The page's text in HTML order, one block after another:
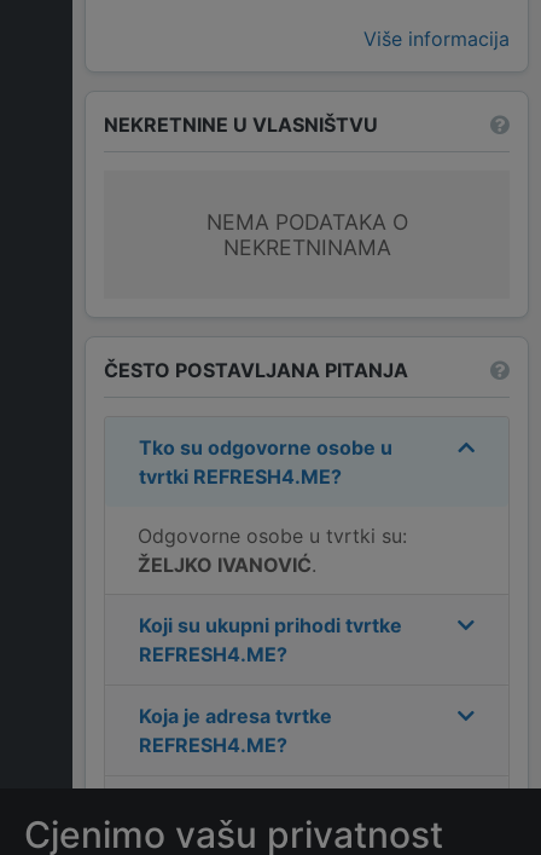
Više informacija
NEKRETNINE U VLASNIŠTVU
NEMA PODATAKA O
NEKRETNINAMA
ČESTO POSTAVLJANA PITANJA
Tko su odgovorne osobe u
tvrtki REFRESH4.ME?
Odgovorne osobe u tvrtki su:
ŽELJKO IVANOVIĆ.
Koji su ukupni prihodi tvrtke
REFRESH4.ME?
Koja je adresa tvrtke
REFRESH4.ME?
REFRESH4.ME?
Cjenimo vašu privatnost